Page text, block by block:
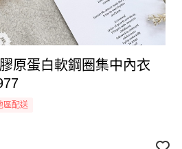
原蛋白軟鋼圈集中內衣
區配送